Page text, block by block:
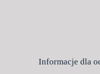
Informacje dla